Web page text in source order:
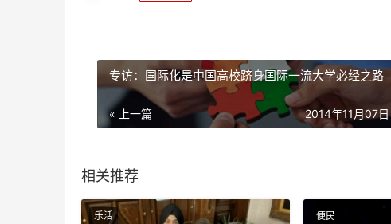
专访：国际化是中国高校跻身国际一流大学必经之路
« 上一篇 2014年11月07日
相关推荐
乐活 便民